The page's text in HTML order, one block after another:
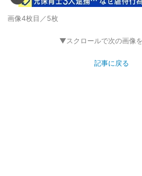
画像4枚目／5枚
▼スクロールで次の画像
記事に戻る